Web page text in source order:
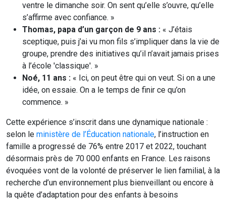
ventre le dimanche soir. On sent qu’elle s’ouvre, qu’elle
s’affirme avec confiance. »
Thomas, papa d’un garçon de 9 ans : « J’étais
sceptique, puis j’ai vu mon fils s’impliquer dans la vie de
groupe, prendre des initiatives qu’il n’avait jamais prises
à l’école 'classique'. »
Noé, 11 ans : « Ici, on peut être qui on veut. Si on a une
idée, on essaie. On a le temps de finir ce qu’on
commence. »
Cette expérience s’inscrit dans une dynamique nationale :
selon le ministère de l’Éducation nationale, l’instruction en
famille a progressé de 76% entre 2017 et 2022, touchant
désormais près de 70 000 enfants en France. Les raisons
évoquées vont de la volonté de préserver le lien familial, à la
recherche d’un environnement plus bienveillant ou encore à
la quête d’adaptation pour des enfants à besoins